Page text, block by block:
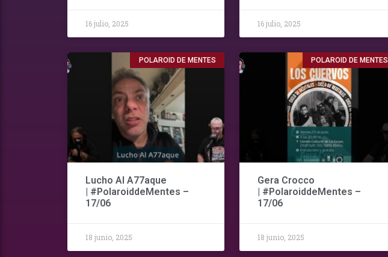
16 julio, 2025 16 julio, 2025
POLAROID DE MENTES
Lucho Al A77aque
| #PolaroiddeMentes –
17/06
18 junio, 2025
POLAROID DE MENTES
Gera Crocco
| #PolaroiddeMentes –
17/06
18 junio, 2025